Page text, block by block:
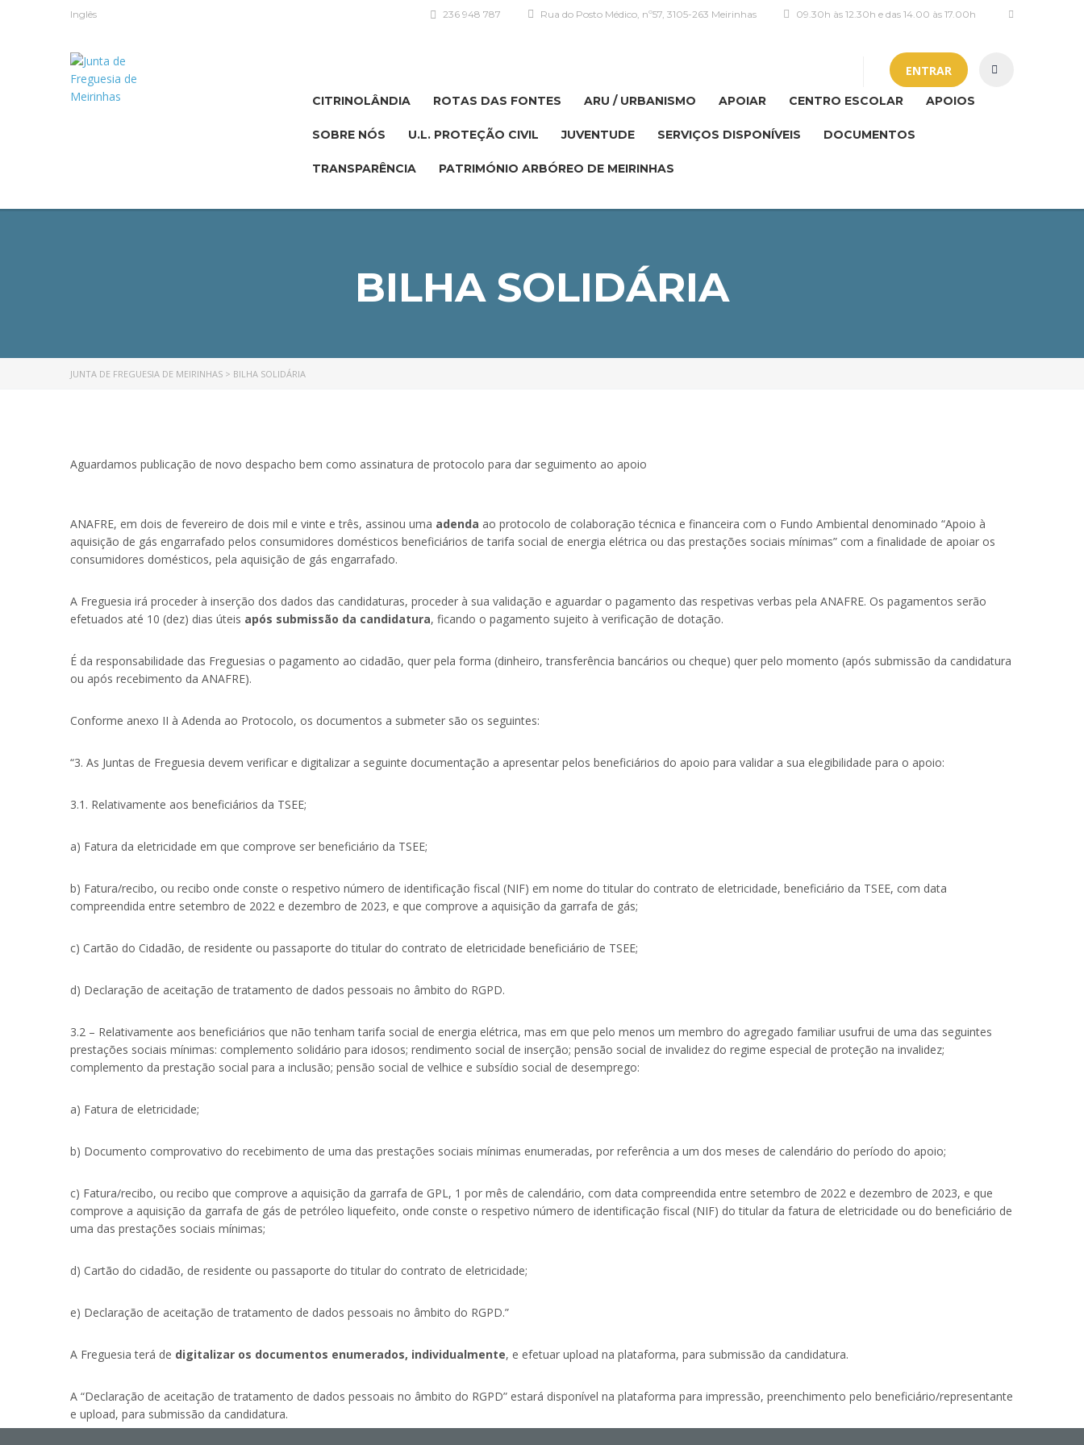
Inglês 09.30h às 12.30h e das 14.00 às 17.00h
Rua do Posto Médico, nº57, 3105-263 Meirinhas
236 948 787
ENTRAR
CITRINOLÂNDIA ROTAS DAS FONTES ARU / URBANISMO APOIAR CENTRO ESCOLAR APOIOS
SOBRE NÓS U.L. PROTEÇÃO CIVIL JUVENTUDE SERVIÇOS DISPONÍVEIS DOCUMENTOS
TRANSPARÊNCIA PATRIMÓNIO ARBÓREO DE MEIRINHAS
BILHA SOLIDÁRIA
JUNTA DE FREGUESIA DE MEIRINHAS > BILHA SOLIDÁRIA
Aguardamos publicação de novo despacho bem como assinatura de protocolo para dar seguimento ao apoio
ANAFRE, em dois de fevereiro de dois mil e vinte e três, assinou uma adenda ao protocolo de colaboração técnica e financeira com o Fundo Ambiental denominado “Apoio à
aquisição de gás engarrafado pelos consumidores domésticos beneficiários de tarifa social de energia elétrica ou das prestações sociais mínimas” com a finalidade de apoiar os
consumidores domésticos, pela aquisição de gás engarrafado.
A Freguesia irá proceder à inserção dos dados das candidaturas, proceder à sua validação e aguardar o pagamento das respetivas verbas pela ANAFRE. Os pagamentos serão
efetuados até 10 (dez) dias úteis após submissão da candidatura, ficando o pagamento sujeito à verificação de dotação.
É da responsabilidade das Freguesias o pagamento ao cidadão, quer pela forma (dinheiro, transferência bancários ou cheque) quer pelo momento (após submissão da candidatura
ou após recebimento da ANAFRE).
Conforme anexo II à Adenda ao Protocolo, os documentos a submeter são os seguintes:
“3. As Juntas de Freguesia devem verificar e digitalizar a seguinte documentação a apresentar pelos beneficiários do apoio para validar a sua elegibilidade para o apoio:
3.1. Relativamente aos beneficiários da TSEE;
a) Fatura da eletricidade em que comprove ser beneficiário da TSEE;
b) Fatura/recibo, ou recibo onde conste o respetivo número de identificação fiscal (NIF) em nome do titular do contrato de eletricidade, beneficiário da TSEE, com data
compreendida entre setembro de 2022 e dezembro de 2023, e que comprove a aquisição da garrafa de gás;
c) Cartão do Cidadão, de residente ou passaporte do titular do contrato de eletricidade beneficiário de TSEE;
d) Declaração de aceitação de tratamento de dados pessoais no âmbito do RGPD.
3.2 – Relativamente aos beneficiários que não tenham tarifa social de energia elétrica, mas em que pelo menos um membro do agregado familiar usufrui de uma das seguintes
prestações sociais mínimas: complemento solidário para idosos; rendimento social de inserção; pensão social de invalidez do regime especial de proteção na invalidez;
complemento da prestação social para a inclusão; pensão social de velhice e subsídio social de desemprego:
a) Fatura de eletricidade;
b) Documento comprovativo do recebimento de uma das prestações sociais mínimas enumeradas, por referência a um dos meses de calendário do período do apoio;
c) Fatura/recibo, ou recibo que comprove a aquisição da garrafa de GPL, 1 por mês de calendário, com data compreendida entre setembro de 2022 e dezembro de 2023, e que
comprove a aquisição da garrafa de gás de petróleo liquefeito, onde conste o respetivo número de identificação fiscal (NIF) do titular da fatura de eletricidade ou do beneficiário de
uma das prestações sociais mínimas;
d) Cartão do cidadão, de residente ou passaporte do titular do contrato de eletricidade;
e) Declaração de aceitação de tratamento de dados pessoais no âmbito do RGPD.”
A Freguesia terá de digitalizar os documentos enumerados, individualmente, e efetuar upload na plataforma, para submissão da candidatura.
A “Declaração de aceitação de tratamento de dados pessoais no âmbito do RGPD” estará disponível na plataforma para impressão, preenchimento pelo beneficiário/representante
e upload, para submissão da candidatura.